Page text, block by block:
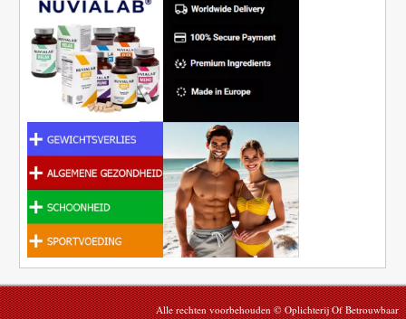
Alle rechten voorbehouden © Oplichterij Of Betrouwbaar